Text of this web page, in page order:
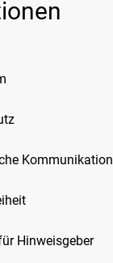
Kommunikation
Hinweisgeber